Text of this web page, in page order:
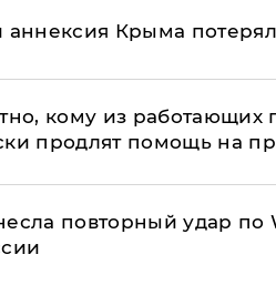
аннексия Крыма
кому из
продлят помощь на
повторный удар по